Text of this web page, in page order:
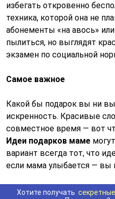
избегать откровенно
техника, которой она не
абонементы «на авось»
пылиться, но выглядят
экзамен по социальной
Самое важное
Какой бы подарок вы ни
искренность. Красивые
совместное время — вот
Идеи подарков маме
вариант всегда тот, что
если мама улыбается — вы
Хотите получать секретные